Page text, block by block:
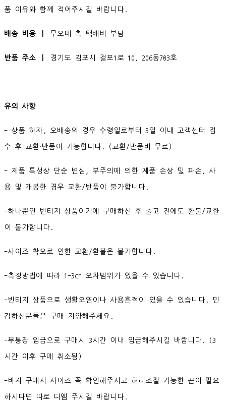
품 이유와 함께 적어주시길 바랍니다.
배송 비용 ㅣ 무오데 측 택배비 부담
반품 주소 ㅣ 경기도 김포시 걸포1로 10, 206동703호
유의 사항
- 상품 하자, 오배송의 경우 수령일로부터 3일 이내 고객센터 접
수 후 교환∙반품이 가능합니다. (교환/반품비 무료)
- 제품 특성상 단순 변심, 부주의에 의한 제품 손상 및 파손, 사
용 및 개봉한 경우 교환/반품이 불가합니다.
-하나뿐인 빈티지 상품이기에 구매하신 후 출고 전에도 환불/교환
이 불가합니다.
-사이즈 착오로 인한 교환/환불은 불가합니다.
-측정방법에 따라 1-3cm 오차범위가 있을 수 있습니다.
-빈티지 상품으로 생활오염이나 사용흔적이 있을 수 있습니다. 민
감하신분들은 구매 지양해주세요.
-무통장 입금으로 구매시 3시간 이내 입금해주시길 바랍니다. (3
시간 이후 구매 취소됨)
-바지 구매시 사이즈 꼭 확인해주시고 허리조절 가능한 끈이 필요
하시다면 따로 디엠 주시길 바랍니다.